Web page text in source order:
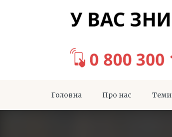
Головна Про нас Теми